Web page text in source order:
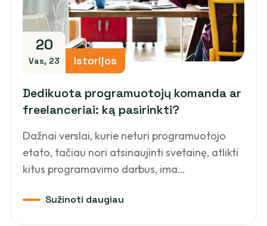
20
Vas, 23 Istorijos
Dedikuota programuotojų komanda ar
freelanceriai: ką pasirinkti?
Dažnai verslai, kurie neturi programuotojo
etato, tačiau nori atsinaujinti svetainę, atlikti
kitus programavimo darbus, ima…